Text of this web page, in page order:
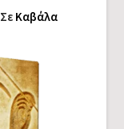
Σε Καβάλα